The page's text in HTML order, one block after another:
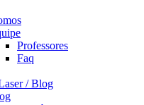
Professores
Faq
/ Blog